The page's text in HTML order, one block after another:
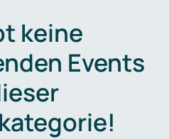
keine
Events